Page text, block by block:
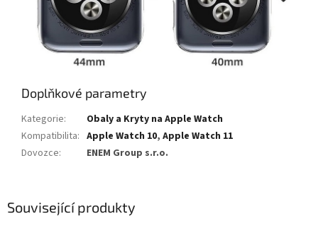
Související produkty
Doplňkové parametry
Kategorie:
Obaly a Kryty na Apple Watch
Kompatibilita: Apple Watch 10, Apple Watch 11
Dovozce: ENEM Group s.r.o.